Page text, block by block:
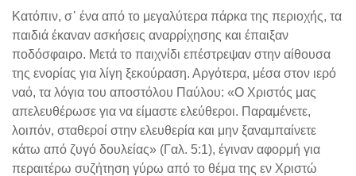
Κατόπιν, σ᾽ ένα από το μεγαλύτερα πάρκα της περιοχής, τα
παιδιά έκαναν ασκήσεις αναρρίχησης και έπαιξαν
ποδόσφαιρο. Μετά το παιχνίδι επέστρεψαν στην αίθουσα
της ενορίας για λίγη ξεκούραση. Αργότερα, μέσα στον ιερό
ναό, τα λόγια του αποστόλου Παύλου: «Ο Χριστός μας
απελευθέρωσε για να είμαστε ελεύθεροι. Παραμένετε,
λοιπόν, σταθεροί στην ελευθερία και μην ξαναμπαίνετε
κάτω από ζυγό δουλείας» (Γαλ. 5:1), έγιναν αφορμή για
περαιτέρω συζήτηση γύρω από το θέμα της εν Χριστώ